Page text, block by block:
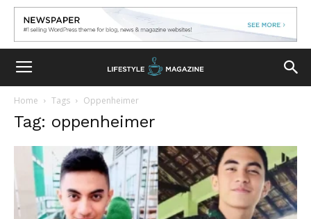
Home Tags Oppenheimer
Tag: oppenheimer